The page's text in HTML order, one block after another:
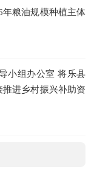
粮油规模种植主体
小组办公室 将乐县
进乡村振兴补助资